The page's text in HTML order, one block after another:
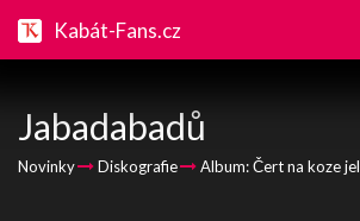
Kabát-Fans.cz
Jabadabadů
Novinky Diskografie Album: Čert na koze jel